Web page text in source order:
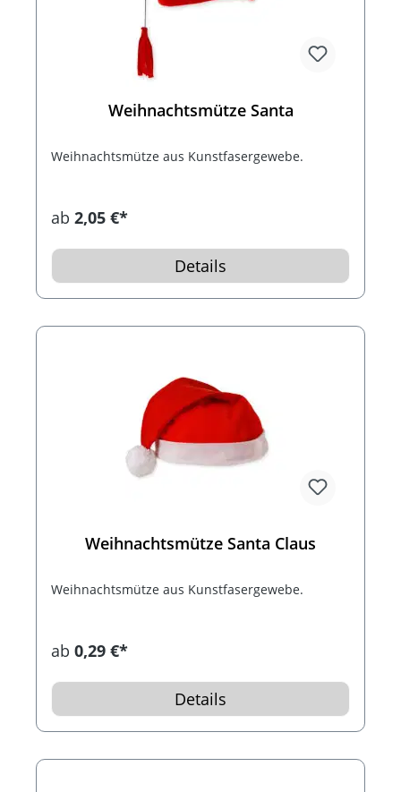
Weihnachtsmütze Santa
Weihnachtsmütze aus Kunstfasergewebe.
ab 2,05 €*
Details
Weihnachtsmütze Santa Claus
Weihnachtsmütze aus Kunstfasergewebe.
ab 0,29 €*
Details